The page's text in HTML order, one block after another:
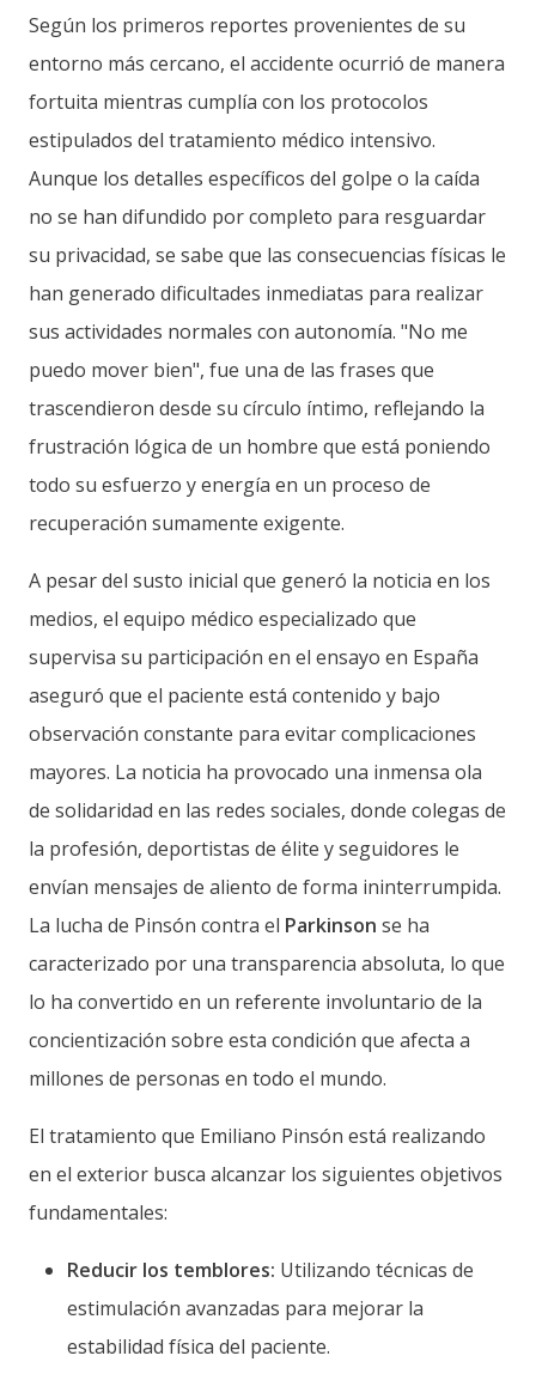
Según los primeros reportes provenientes de su
entorno más cercano, el accidente ocurrió de manera
fortuita mientras cumplía con los protocolos
estipulados del tratamiento médico intensivo.
Aunque los detalles específicos del golpe o la caída
no se han difundido por completo para resguardar
su privacidad, se sabe que las consecuencias físicas le
han generado dificultades inmediatas para realizar
sus actividades normales con autonomía. "No me
puedo mover bien", fue una de las frases que
trascendieron desde su círculo íntimo, reflejando la
frustración lógica de un hombre que está poniendo
todo su esfuerzo y energía en un proceso de
recuperación sumamente exigente.
A pesar del susto inicial que generó la noticia en los
medios, el equipo médico especializado que
supervisa su participación en el ensayo en España
aseguró que el paciente está contenido y bajo
observación constante para evitar complicaciones
mayores. La noticia ha provocado una inmensa ola
de solidaridad en las redes sociales, donde colegas de
la profesión, deportistas de élite y seguidores le
envían mensajes de aliento de forma ininterrumpida.
La lucha de Pinsón contra el Parkinson se ha
caracterizado por una transparencia absoluta, lo que
lo ha convertido en un referente involuntario de la
concientización sobre esta condición que afecta a
millones de personas en todo el mundo.
El tratamiento que Emiliano Pinsón está realizando
en el exterior busca alcanzar los siguientes objetivos
fundamentales:
Reducir los temblores: Utilizando técnicas de
estimulación avanzadas para mejorar la
estabilidad física del paciente.